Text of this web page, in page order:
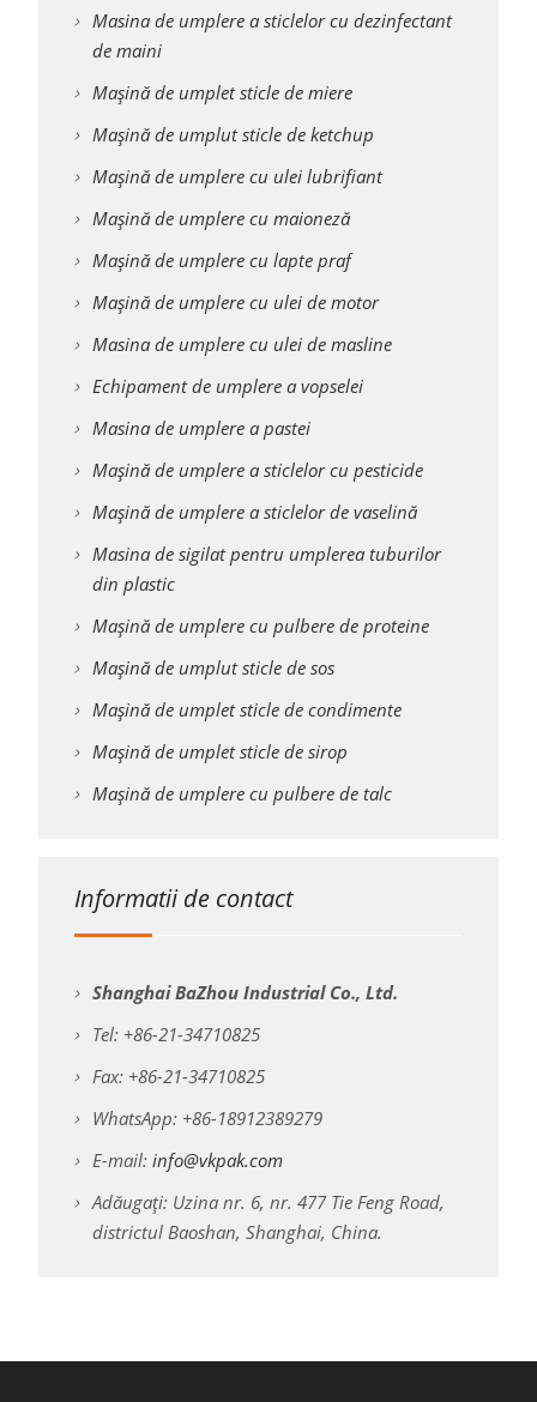
Masina de umplere a sticlelor cu dezinfectant
de maini
Mașină de umplet sticle de miere
Mașină de umplut sticle de ketchup
Mașină de umplere cu ulei lubrifiant
Mașină de umplere cu maioneză
Mașină de umplere cu lapte praf
Mașină de umplere cu ulei de motor
Masina de umplere cu ulei de masline
Echipament de umplere a vopselei
Masina de umplere a pastei
Mașină de umplere a sticlelor cu pesticide
Mașină de umplere a sticlelor de vaselină
Masina de sigilat pentru umplerea tuburilor
din plastic
Mașină de umplere cu pulbere de proteine
Mașină de umplut sticle de sos
Mașină de umplet sticle de condimente
Mașină de umplet sticle de sirop
Mașină de umplere cu pulbere de talc
Informatii de contact
Shanghai BaZhou Industrial Co., Ltd.
Tel: +86-21-34710825
Fax: +86-21-34710825
WhatsApp: +86-18912389279
E-mail: info@vkpak.com
Adăugați: Uzina nr. 6, nr. 477 Tie Feng Road,
districtul Baoshan, Shanghai, China.